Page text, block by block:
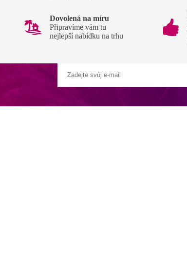
Dovolená na míru
Připravíme vám tu
nejlepší nabídku na trhu